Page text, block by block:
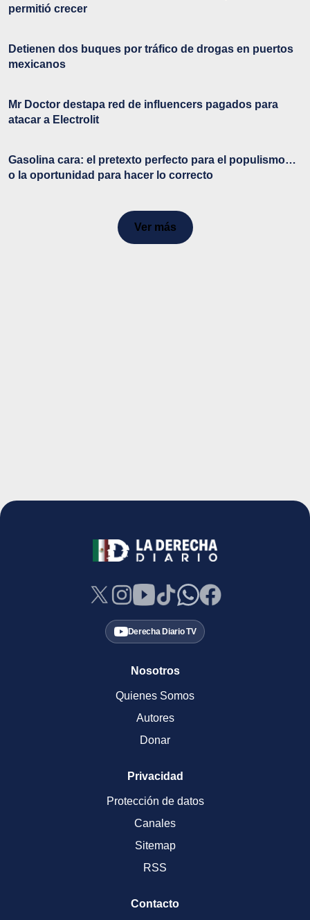
permitió crecer
Detienen dos buques por tráfico de drogas en puertos
mexicanos
Mr Doctor destapa red de influencers pagados para
atacar a Electrolit
Gasolina cara: el pretexto perfecto para el populismo…
o la oportunidad para hacer lo correcto
Ver más
Derecha Diario TV
Nosotros
Quienes Somos
Autores
Donar
Privacidad
Protección de datos
Canales
Sitemap
RSS
Contacto